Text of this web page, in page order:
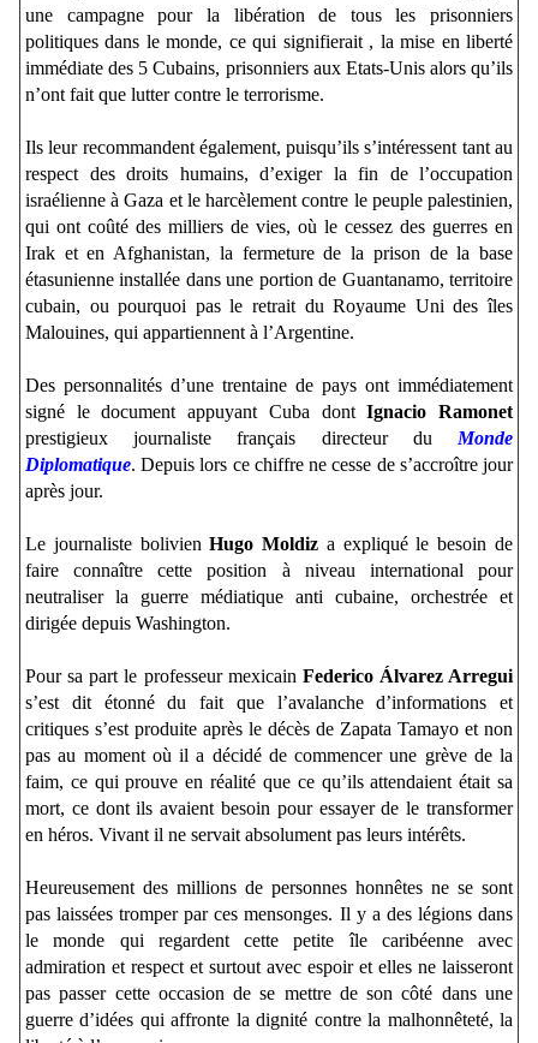
une campagne pour la libération de tous les prisonniers
politiques dans le monde, ce qui signifierait , la mise en liberté
immédiate des 5 Cubains, prisonniers aux Etats-Unis alors qu’ils
n’ont fait que lutter contre le terrorisme.
Ils leur recommandent également, puisqu’ils s’intéressent tant au
respect des droits humains, d’exiger la fin de l’occupation
israélienne à Gaza et le harcèlement contre le peuple palestinien,
qui ont coûté des milliers de vies, où le cessez des guerres en
Irak et en Afghanistan, la fermeture de la prison de la base
étasunienne installée dans une portion de Guantanamo, territoire
cubain, ou pourquoi pas le retrait du Royaume Uni des îles
Malouines, qui appartiennent à l’Argentine.
Des personnalités d’une trentaine de pays ont immédiatement
signé le document appuyant Cuba dontIgnacio Ramonet
prestigieux journaliste français directeur du Monde
Diplomatique. Depuis lors ce chiffre ne cesse de s’accroître jour
après jour.
Le journaliste bolivienHugo Moldiz a expliqué le besoin de
faire connaître cette position à niveau international pour
neutraliser la guerre médiatique anti cubaine, orchestrée et
dirigée depuis Washington.
Pour sa part le professeur mexicain Federico Álvarez Arregui
s’est dit étonné du fait que l’avalanche d’informations et
critiques s’est produite après le décès de Zapata Tamayo et non
pas au moment où il a décidé de commencer une grève de la
faim, ce qui prouve en réalité que ce qu’ils attendaient était sa
mort, ce dont ils avaient besoin pour essayer de le transformer
en héros. Vivant il ne servait absolument pas leurs intérêts.
Heureusement des millions de personnes honnêtes ne se sont
pas laissées tromper par ces mensonges. Il y a des légions dans
le monde qui regardent cette petite île caribéenne avec
admiration et respect et surtout avec espoir et elles ne laisseront
pas passer cette occasion de se mettre de son côté dans une
guerre d’idées qui affronte la dignité contre la malhonnêteté, la